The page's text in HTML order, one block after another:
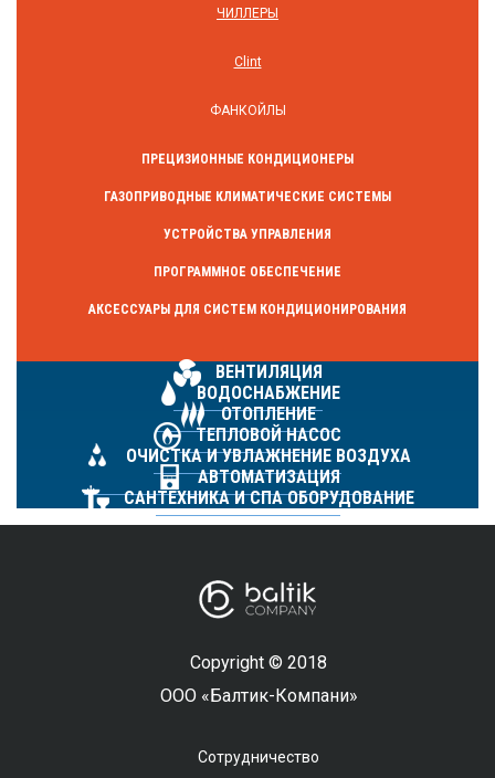
ЧИЛЛЕРЫ
Clint
ФАНКОЙЛЫ
ПРЕЦИЗИОННЫЕ КОНДИЦИОНЕРЫ
ГАЗОПРИВОДНЫЕ КЛИМАТИЧЕСКИЕ СИСТЕМЫ
УСТРОЙСТВА УПРАВЛЕНИЯ
ПРОГРАММНОЕ ОБЕСПЕЧЕНИЕ
АКСЕССУАРЫ ДЛЯ СИСТЕМ КОНДИЦИОНИРОВАНИЯ
ВЕНТИЛЯЦИЯ
ВОДОСНАБЖЕНИЕ
ОТОПЛЕНИЕ
ТЕПЛОВОЙ НАСОС
ОЧИСТКА И УВЛАЖНЕНИЕ ВОЗДУХА
АВТОМАТИЗАЦИЯ
САНТЕХНИКА И СПА ОБОРУДОВАНИЕ
Copyright © 2018
ООО «Балтик-Компани»
Сотрудничество